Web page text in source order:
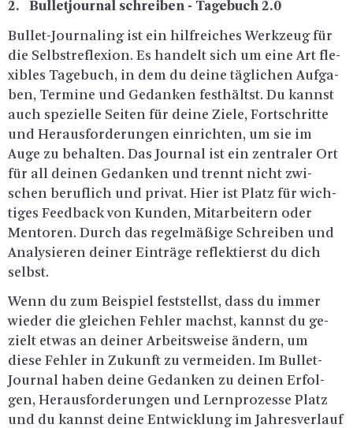
2. Bul­let­jour­nal schrei­ben - Ta­ge­buch 2.0
Bul­let-Jour­na­ling ist ein hilf­rei­ches Werk­zeug für
die Selbst­re­fle­xi­on. Es han­delt sich um eine Art fle­
xi­bles Ta­ge­buch, in dem du deine täg­li­chen Auf­ga­
ben, Ter­mi­ne und Ge­dan­ken fest­hältst. Du kannst
auch spe­zi­el­le Sei­ten für deine Ziele, Fort­schrit­te
und Her­aus­for­de­run­gen ein­rich­ten, um sie im
Auge zu be­hal­ten. Das Jour­nal ist ein zen­tra­ler Ort
für all dei­nen Ge­dan­ken und trennt nicht zwi­
schen be­ruf­lich und pri­vat. Hier ist Platz für wich­
ti­ges Feed­back von Kun­den, Mit­ar­bei­tern oder
Men­to­ren. Durch das re­gel­mä­ßi­ge Schrei­ben und
Ana­ly­sie­ren dei­ner Ein­trä­ge re­flek­tierst du dich
selbst.
Wenn du zum Bei­spiel fest­stellst, dass du immer
wie­der die glei­chen Feh­ler machst, kannst du ge­
zielt etwas an dei­ner Ar­beits­wei­se än­dern, um
diese Feh­ler in Zu­kunft zu ver­mei­den. Im Bul­let-
Jour­nal haben deine Ge­dan­ken zu dei­nen Er­fol­
gen, Her­aus­for­de­run­gen und Lern­pro­zes­se Platz
und du kannst deine Ent­wick­lung im Jah­res­ver­lauf